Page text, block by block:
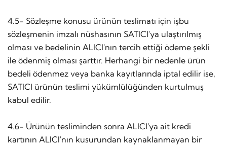
4.5- Sözleşme konusu ürünün teslimatı için işbu
sözleşmenin imzalı nüshasının SATICI'ya ulaştırılmış
olması ve bedelinin ALICI'nın tercih ettiği ödeme şekli
ile ödenmiş olması şarttır. Herhangi bir nedenle ürün
bedeli ödenmez veya banka kayıtlarında iptal edilir ise,
SATICI ürünün teslimi yükümlülüğünden kurtulmuş
kabul edilir.
4.6- Ürünün tesliminden sonra ALICI'ya ait kredi
kartının ALICI'nın kusurundan kaynaklanmayan bir